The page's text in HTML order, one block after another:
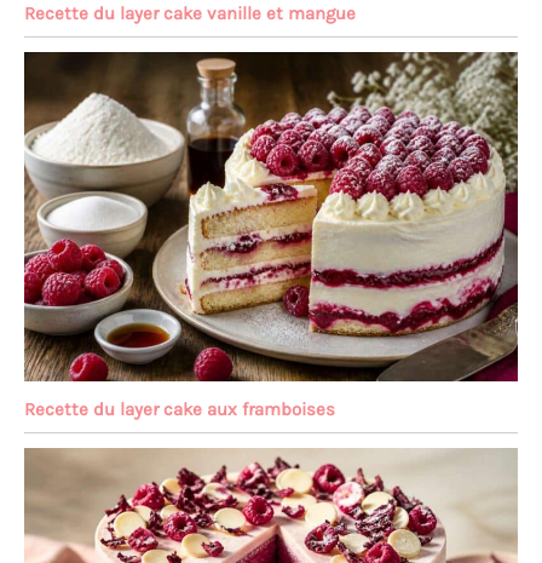
Recette du layer cake vanille et mangue
Recette du layer cake aux framboises